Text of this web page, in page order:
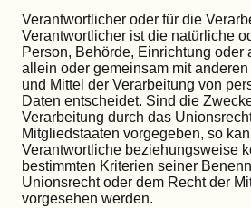
Verantwortlicher oder für die
Verantwortlicher ist die natürliche
Person, Behörde, Einrichtung oder
allein oder gemeinsam mit
und Mittel der Verarbeitung von
Daten entscheidet. Sind die
Verarbeitung durch das
Mitgliedstaaten vorgegeben, so
Verantwortliche beziehungsweise
bestimmten Kriterien seiner
Unionsrecht oder dem Recht der
vorgesehen werden.